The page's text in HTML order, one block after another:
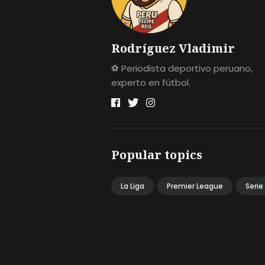
Rodríguez Vladimir
⚽ Periodista deportivo peruano,
experto en fútbol.
Popular topics
La Liga Premier League Serie